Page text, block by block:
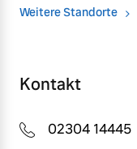
Weitere Standorte
Kontakt
02304 14445